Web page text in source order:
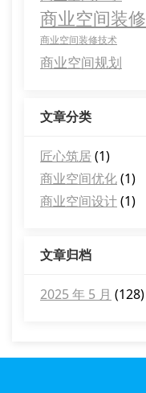
商业空间装修
商业空间装修技术
商业空间规划
文章分类
匠心筑居 (1)
商业空间优化(1)
商业空间设计(1)
文章归档
2025 年 5 月 (128)